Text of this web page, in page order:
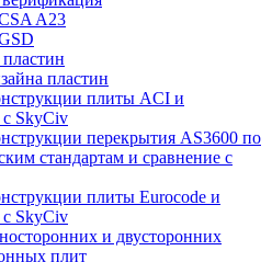
A23
пластин
плиты ACI и
с SkyCiv
перекрытия AS3600 по
стандартам и сравнение с
плиты Eurocode и
с SkyCiv
и двусторонних
плит